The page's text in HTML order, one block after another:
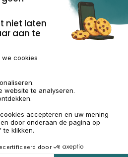
& AGBeheer van cookies
- Alle rechten voorbehouden.